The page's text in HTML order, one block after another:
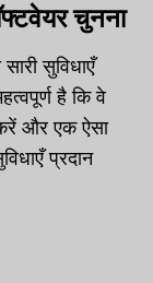
चुनना
सुविधाएँ
है कि वे
और एक ऐसा
प्रदान